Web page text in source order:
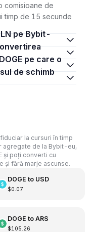
comisioane de
timp de 15 secunde
la cursuri în timp
agregate de la Bybit-eu,
și poți converti cu
și fără marje ascunse.
DOGE to USD
$0.07
DOGE to ARS
$105.26